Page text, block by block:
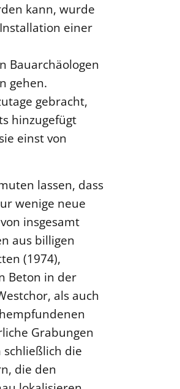
kann, wurde
einer
Bauarchäologen
gehen.
gebracht,
hinzugefügt
einst von
lassen, dass
wenige neue
insgesamt
aus billigen
(1974),
Beton in der
als auch
Grabungen
die
die den